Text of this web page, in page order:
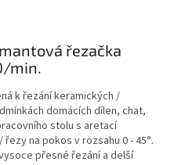
řezačka
min.
k řezání keramických /
domácích dílen, chat,
stolu s aretací
na pokos v rozsahu 0 - 45°.
přesné řezání a delší